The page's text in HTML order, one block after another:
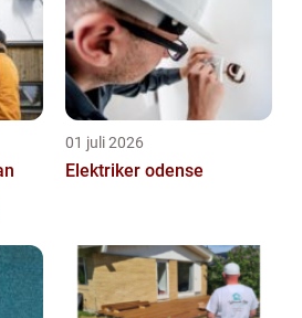
01 juli 2026
Elektriker odense